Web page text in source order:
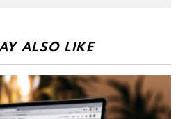
ALSO LIKE